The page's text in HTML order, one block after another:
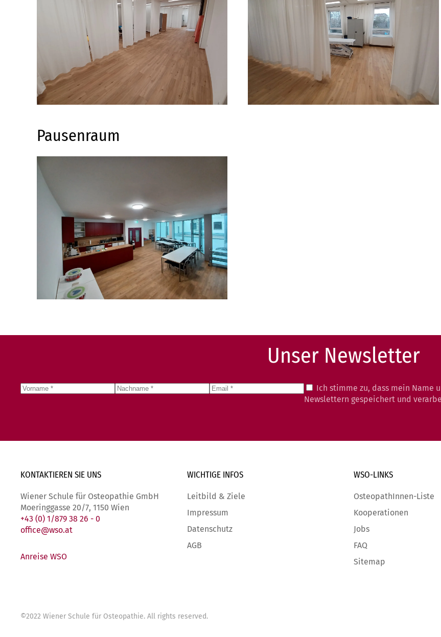
Detailansicht Detailansicht
Pausenraum
Detailansicht
Unser Newsletter
Ich stimme zu, dass mein Name
Newslettern gespeichert und
KONTAKTIEREN SIE UNS
Wiener Schule für Osteopathie GmbH
Moeringgasse 20/7, 1150 Wien
+43 (0) 1/879 38 26 - 0
office@wso.at
Anreise WSO
WICHTIGE INFOS
Leitbild & Ziele
Impressum
Datenschutz
AGB
WSO-LINKS
OsteopathInnen-Liste
Kooperationen
Jobs
FAQ
Sitemap
©2022 Wiener Schule für Osteopathie. All rights reserved.